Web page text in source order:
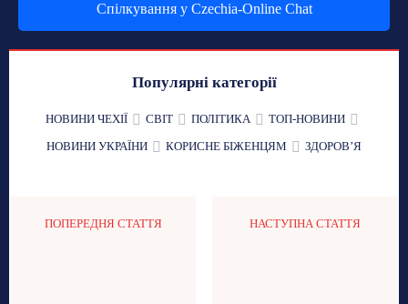
Спілкування у Czechia-Online Chat
Популярні категорії
НОВИНИ ЧЕХІЇ СВІТ ПОЛІТИКА
ТОП-НОВИНИ
НОВИНИ УКРАЇНИ
КОРИСНЕ БІЖЕНЦЯМ ЗДОРОВʼЯ
ПОПЕРЕДНЯ СТАТТЯ НАСТУПНА СТАТТЯ